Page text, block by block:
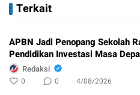
Terkait
APBN Jadi Penopang Sekolah
Pendidikan Investasi Masa
Redaksi
0 0 4/08/2026